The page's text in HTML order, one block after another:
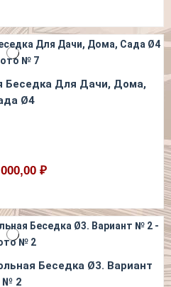
Беседка Для Дачи, Дома,
Ø4
₽
Беседка Ø3. Вариант
№ 2